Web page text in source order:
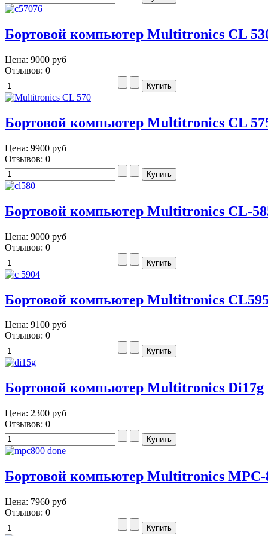
Бортовой компьютер Multitronics CL
Цена: 9000 руб
Отзывов: 0
Бортовой компьютер Multitronics CL
Цена: 9900 руб
Отзывов: 0
Бортовой компьютер Multitronics CL-
Цена: 9000 руб
Отзывов: 0
Бортовой компьютер Multitronics
Цена: 9100 руб
Отзывов: 0
Бортовой компьютер Multitronics Di17g
Цена: 2300 руб
Отзывов: 0
Бортовой компьютер Multitronics MPC-
Цена: 7960 руб
Отзывов: 0